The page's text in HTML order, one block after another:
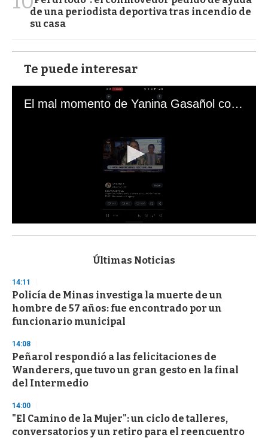
de una periodista deportiva tras incendio de
su casa
Te puede interesar
El mal momento de Yanina Gasañol con un hincha argentino en "Subrayado"
s
d
s
o
f
3
s
e
c
o
n
Últimas Noticias
14:11
Policía de Minas investiga la muerte de un
hombre de 57 años: fue encontrado por un
funcionario municipal
14:08
Peñarol respondió a las felicitaciones de
Wanderers, que tuvo un gran gesto en la final
del Intermedio
14:00
"El Camino de la Mujer": un ciclo de talleres,
conversatorios y un retiro para el reencuentro